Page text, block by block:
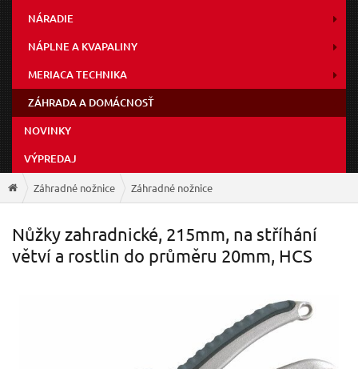
NÁRADIE
NÁPLNE A KVAPALINY
MERIACA TECHNIKA
ZÁHRADA A DOMÁCNOSŤ
NOVINKY
VÝPREDAJ
Záhradné nožnice Záhradné nožnice
Nůžky zahradnické, 215mm, na stříhání
větví a rostlin do průměru 20mm, HCS